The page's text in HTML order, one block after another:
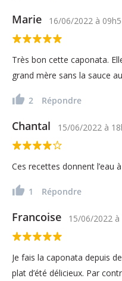
Marie 16/06/2022 à
Très bon cette caponata.
grand mère sans la sauce
2 Répondre
Chantal 15/06/2022 à
Ces recettes donnent l’eau
1 Répondre
Francoise 15/06/2022 à
Je fais la caponata depuis
plat d’été délicieux. Par